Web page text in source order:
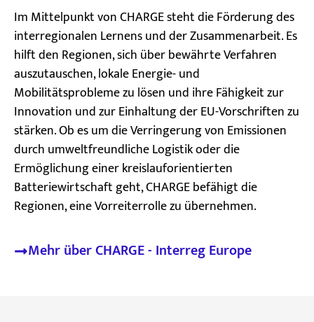
Im Mittelpunkt von CHARGE steht die Förderung des
interregionalen Lernens und der Zusammenarbeit. Es
hilft den Regionen, sich über bewährte Verfahren
auszutauschen, lokale Energie- und
Mobilitätsprobleme zu lösen und ihre Fähigkeit zur
Innovation und zur Einhaltung der EU-Vorschriften zu
stärken. Ob es um die Verringerung von Emissionen
durch umweltfreundliche Logistik oder die
Ermöglichung einer kreislauforientierten
Batteriewirtschaft geht, CHARGE befähigt die
Regionen, eine Vorreiterrolle zu übernehmen.
Mehr über CHARGE - Interreg Europe